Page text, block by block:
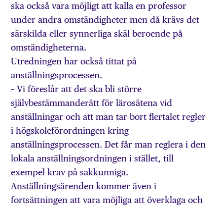
ska också vara möjligt att kalla en professor
under andra omständigheter men då krävs det
särskilda eller synnerliga skäl beroende på
omständigheterna.
Utredningen har också tittat på
anställningsprocessen.
– Vi föreslår att det ska bli större
självbestämmanderätt för lärosätena vid
anställningar och att man tar bort flertalet regler
i högskoleförordningen kring
anställningsprocessen. Det får man reglera i den
lokala anställningsordningen i stället, till
exempel krav på sakkunniga.
Anställningsärenden kommer även i
fortsättningen att vara möjliga att överklaga och